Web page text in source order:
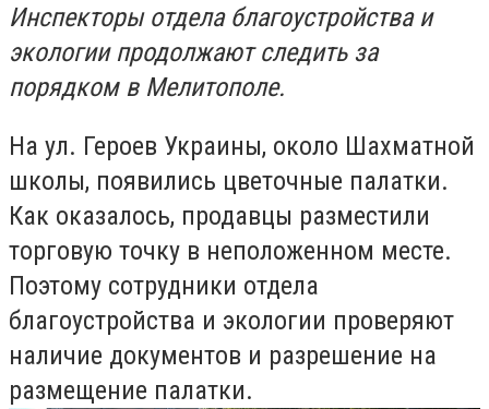
Инспекторы отдела благоустройства и
экологии продолжают следить за
порядком в Мелитополе.
На ул. Героев Украины, около Шахматной
школы, появились цветочные палатки.
Как оказалось, продавцы разместили
торговую точку в неположенном месте.
Поэтому сотрудники отдела
благоустройства и экологии проверяют
наличие документов и разрешение на
размещение палатки.